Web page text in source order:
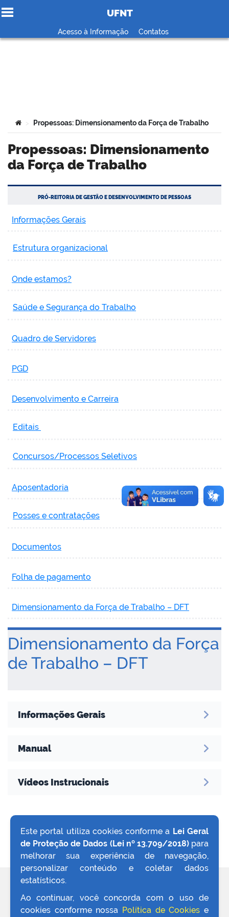
Ir para o conteúdo
UFNT
Acesso à Informação Contatos
Você está aqui:
> Propessoas: Dimensionamento da Força de Trabalho
Propessoas: Dimensionamento
da Força de Trabalho
PRÓ-REITORIA DE GESTÃO E DESENVOLVIMENTO DE PESSOAS
Informações Gerais
Estrutura organizacional
Onde estamos?
Saúde e Segurança do Trabalho
Quadro de Servidores
PGD
Desenvolvimento e Carreira
Editais
Concursos/Processos Seletivos
Aposentadoria
Posses e contratações
Documentos
Folha de pagamento
Dimensionamento da Força de Trabalho – DFT
Dimensionamento da Força
de Trabalho – DFT
Informações Gerais
Manual
Vídeos Instrucionais
VOLTAR AO TOPO
Este portal utiliza cookies conforme a Lei Geral
de Proteção de Dados (Lei nº 13.709/2018)para
melhorar sua experiência de navegação,
personalizar conteúdo e coletar dados
estatísticos.
Ao continuar, você concorda com o uso de
cookies conforme nossa Política de Cookies e